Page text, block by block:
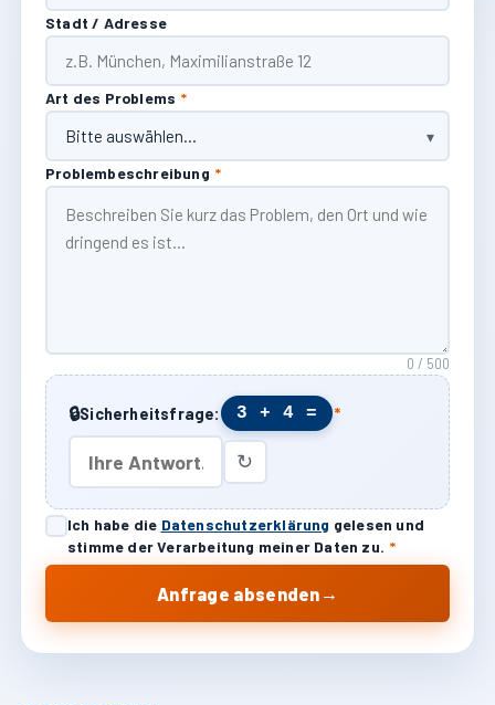
Stadt / Adresse
Art des Problems *
Problembeschreibung *
0 / 500
🔒Sicherheitsfrage: 3 + 4 = *
↻
Ich habe die Datenschutzerklärung gelesen und
stimme der Verarbeitung meiner Daten zu. *
Anfrage absenden →